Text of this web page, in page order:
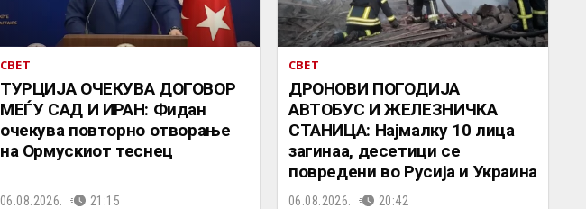
СВЕТ
ТУРЦИЈА ОЧЕКУВА ДОГОВОР
МЕЃУ САД И ИРАН: Фидан
очекува повторно отворање
на Ормускиот теснец
06.08.2026. 21:15
СВЕТ
ДРОНОВИ ПОГОДИЈА
АВТОБУС И ЖЕЛЕЗНИЧКА
СТАНИЦА: Најмалку 10 лица
загинаа, десетици се
повредени во Русија и Украина
06.08.2026. 20:42